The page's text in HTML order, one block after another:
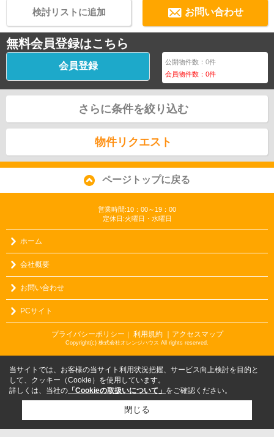
お問い合わせ
検討リストに追加
無料会員登録はこちら
会員登録 公開物件数：0件
会員物件数：0件
さらに条件を絞り込む
物件リクエスト
ページトップに戻る
営業時間:10：00～19：00
定休日:火曜日・水曜日
ホーム
会社概要
お問い合わせ
PCサイト
プライバシーポリシー ｜ 利用規約 ｜アクセスマップ
Copyright(c) 株式会社オレンジハウス All rights reserved.
当サイトでは、お客様の当サイト利用状況把握、サービス向上検討を目的と
して、クッキー（Cookie）を使用しています。
詳しくは、当社の 「Cookieの取扱いについて」 をご確認ください。
閉じる